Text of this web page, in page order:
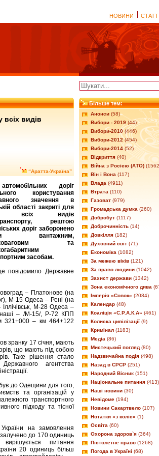
НОВИНИ
видів
“Аратта-Україна”
доріг
користування
значення в
області закриті для
всіх видів
рештою
доріг заборонено
вантажним,
та
засобам.
повідомило Державне
– Платонове (на
М-15 Одеса – Рені (на
М-28 Одеса –
– /М-15/, Р-72 КПП
321+000 – км 464+122
зранку 17 січня, мають
що мають під собою
Таке рішення стало
агентства
до Одещини для того,
та організацій у
транспортного
підходу та тісної
України на замовлення
залучено до 170 одиниць
питання
20 одиниць більш
Більше тем:
Анонси (58)
Вибори - 2019(44)
Вибори-2010 (446)
Вибори-2012(454)
Вибори-2014(52)
Відкриття (40)
Війна з Росією (АТО)
Він і Вона (117)
Влада (4911)
Втрата (110)
Газоват (979)
Громадська думка (260)
Добробут (1117)
Доброчинність (14)
Довкілля (182)
Духовний світ (71)
Економіка (1082)
За межею віків (121)
За право людини (1042)
Захист держави (1342)
Зона економічного дива
Імперія «Совок» (2084)
Календар (48)
Коаліція «С.Р.А.К.А» (461)
Колиска цивілізації (9)
Кримінал (1183)
Медіа (86)
Мистецький погляд (80)
Надзвичайна подія (498)
Назад в СРСР (251)
Народний Вісник (151)
Національне питання (413)
Наші новини (30)
Невідоме (194)
Новини Сакартвело (107)
Нотатки «з коліс» (1)
Освіта (60)
Охорона здоров`я (364)
Пістолетне право (1268)
Погода в Україні (68)